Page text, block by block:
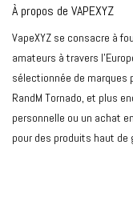
À propos de VAPEXYZ
VapeXYZ se consacre à
amateurs à travers
sélectionnée de marques
RandM Tornado, et plus
personnelle ou un achat
pour des produits haut de